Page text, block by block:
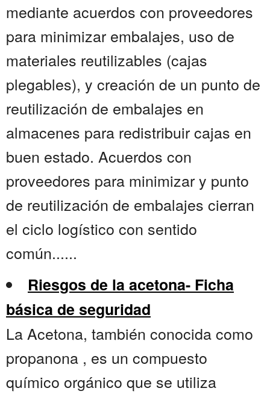
mediante acuerdos con proveedores
para minimizar embalajes, uso de
materiales reutilizables (cajas
plegables), y creación de un punto de
reutilización de embalajes en
almacenes para redistribuir cajas en
buen estado. Acuerdos con
proveedores para minimizar y punto
de reutilización de embalajes cierran
el ciclo logístico con sentido
común......
Riesgos de la acetona- Ficha
básica de seguridad
La Acetona, también conocida como
propanona , es un compuesto
químico orgánico que se utiliza